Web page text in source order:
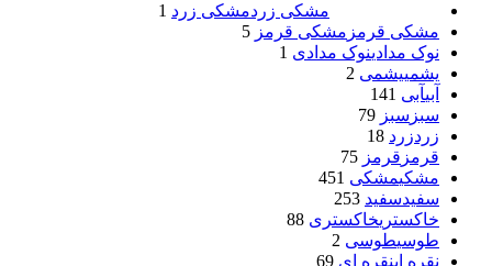
مشکی زردمشکی زرد 1
مشکی قرمز مشکی قرمز 5
نوک مدادینوک مدادی 1
یشمییشمی 2
آبیآبی 141
سبز سبز 79
زردزرد 18
قرمز قرمز 75
مشکیمشکی 451
سفیدسفید 253
خاکستریخاکستری 88
طوسیطوسی 2
نقره اینقره ای 69